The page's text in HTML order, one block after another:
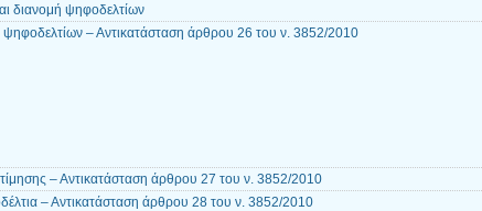
διανομή ψηφοδελτίων
– Αντικατάσταση άρθρου 26 του ν. 3852/2010
– Αντικατάσταση άρθρου 27 του ν. 3852/2010
– Αντικατάσταση άρθρου 28 του ν. 3852/2010